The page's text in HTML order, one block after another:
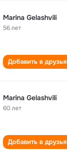
Marina Gelashvili
56 лет
Добавить в друзья
Marina Gelashvili
60 лет
Добавить в друзья